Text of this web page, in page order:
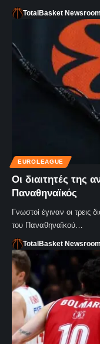
TotalBasket Newsroom
EUROLEAGUE
Οι διαιτητές της
Παναθηναϊκός
Γνωστοί έγιναν οι τρεις
του Παναθηναϊκού…
TotalBasket Newsroom